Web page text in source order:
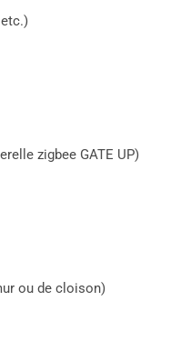
zigbee GATE UP)
ou de cloison)